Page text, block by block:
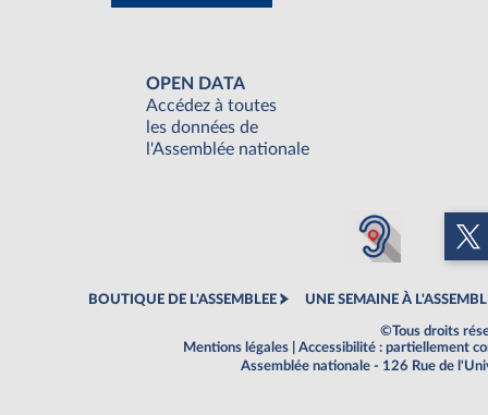
OPEN DATA
Accédez à toutes
les données de
l'Assemblée nationale
BOUTIQUE DE L'ASSEMBLEE UNE SEMAINE À
©Tous droits
Mentions légales
Accessibilité : partiellement
Assemblée nationale - 126 Rue de